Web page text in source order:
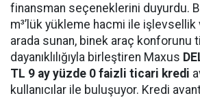
finansman seçeneklerini duyurdu.
m³’lük yükleme hacmi ile
arada sunan, binek araç konforunu
dayanıklılığıyla birleştiren Maxus
TL 9 ay yüzde 0 faizli ticari kredi
kullanıcılar ile buluşuyor. Kredi